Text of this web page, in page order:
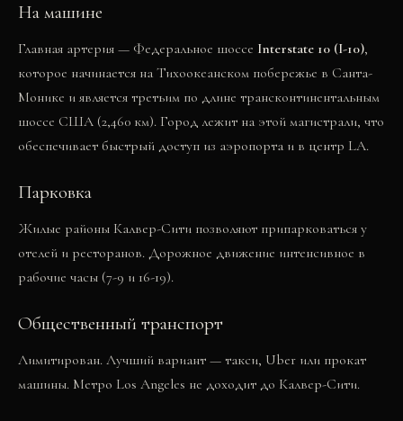
На машине
Главная артерия — Федеральное шоссе Interstate 10 (I-10),
которое начинается на Тихоокеанском побережье в Санта-
Монике и является третьим по длине трансконтинентальным
шоссе США (2,460 км). Город лежит на этой магистрали, что
обеспечивает быстрый доступ из аэропорта и в центр LA.
Парковка
Жилые районы Калвер-Сити позволяют припарковаться у
отелей и ресторанов. Дорожное движение интенсивное в
рабочие часы (7-9 и 16-19).
Общественный транспорт
Лимитирован. Лучший вариант — такси, Uber или прокат
машины. Метро Los Angeles не доходит до Калвер-Сити.